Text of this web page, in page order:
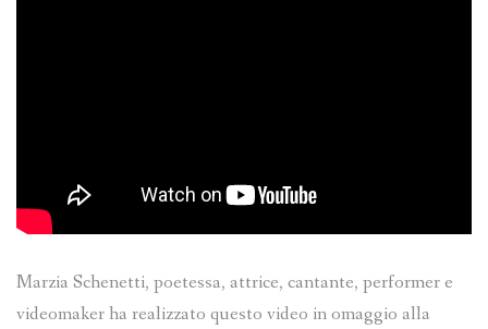
Marzia Schenetti, poetessa, attrice, cantante, performer e
videomaker ha realizzato questo video in omaggio alla